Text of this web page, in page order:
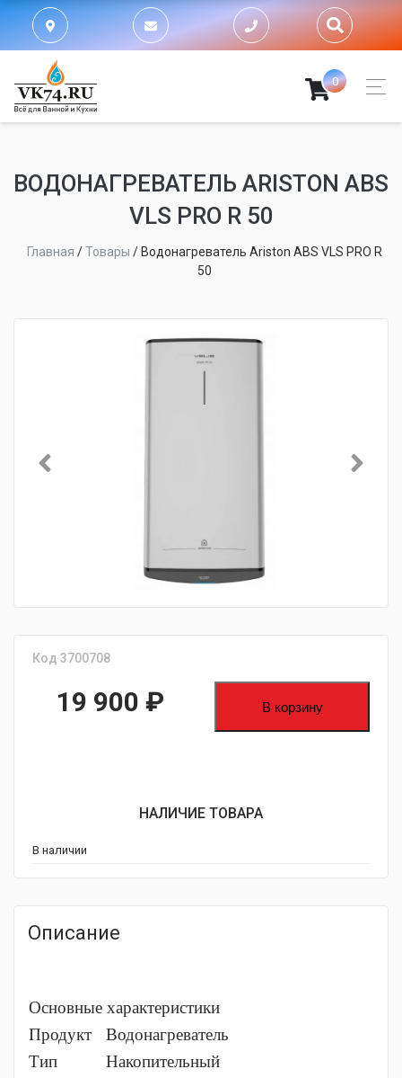
0
ВОДОНАГРЕВАТЕЛЬ ARISTON ABS
VLS PRO R 50
Главная /Товары / Водонагреватель Ariston ABS VLS PRO R
50
Код 3700708
19 900 ₽ В корзину
НАЛИЧИЕ ТОВАРА
В наличии
Описание
Основные характеристики
Продукт
Водонагреватель
Тип
Накопительный